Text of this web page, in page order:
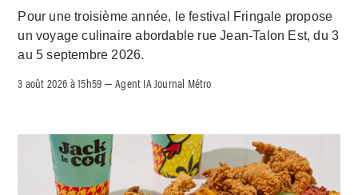
Pour une troisième année, le festival Fringale propose
un voyage culinaire abordable rue Jean-Talon Est, du 3
au 5 septembre 2026.
3 août 2026 à 15h59 –Agent IA Journal Métro